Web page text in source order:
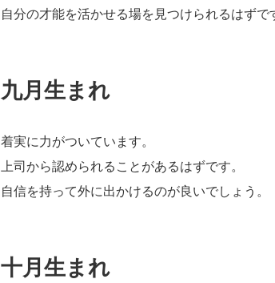
自分の才能を活かせる場を見つけられるはずで
九月生まれ
着実に力がついています。
上司から認められることがあるはずです。
自信を持って外に出かけるのが良いでしょう。
十月生まれ